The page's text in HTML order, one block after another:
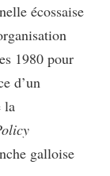
écossaise
1980 pour
d’un
la
galloise